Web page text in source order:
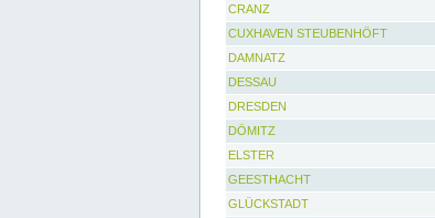
CRANZ
CUXHAVEN STEUBENHÖFT
DAMNATZ
DESSAU
DRESDEN
DÖMITZ
ELSTER
GEESTHACHT
GLÜCKSTADT